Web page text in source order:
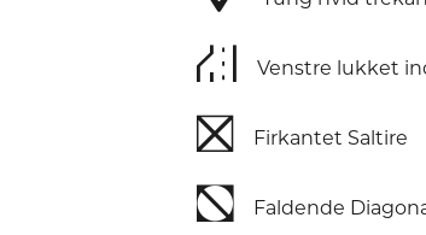
⛜ Venstre lukket
⛝ Firkantet Saltire
⛞ Faldende